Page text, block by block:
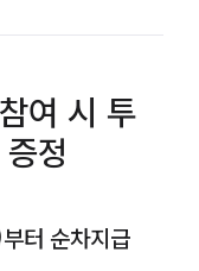
여 시 투
정
터 순차지급